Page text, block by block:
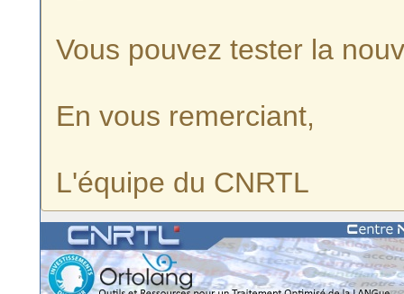
Vous pouvez tester la
En vous remerciant,
L'équipe du CNRTL